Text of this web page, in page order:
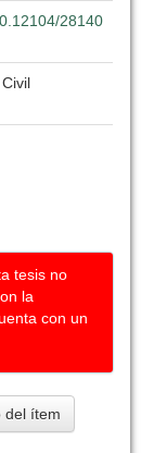
28140
tesis no
la
con un
del ítem